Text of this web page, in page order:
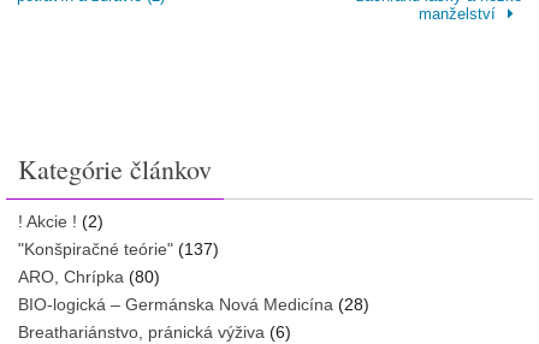
manželství
Kategórie článkov
! Akcie ! (2)
"Konšpiračné teórie" (137)
ARO, Chrípka (80)
BIO-logická – Germánska Nová Medicína (28)
Breathariánstvo, pránická výživa (6)